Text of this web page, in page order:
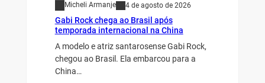
Micheli Armanje 4 de agosto de 2026
Gabi Rock chega ao Brasil após
temporada internacional na China
A modelo e atriz santarosense Gabi Rock,
chegou ao Brasil. Ela embarcou para a
China…